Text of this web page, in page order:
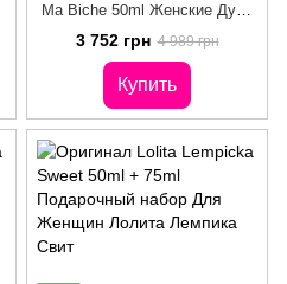
Ma Biche 50ml Женские Духи
Лолита Лемпика Ох Ма Биш
О Моя Лань
3 752 грн 4 989 грн
Купить